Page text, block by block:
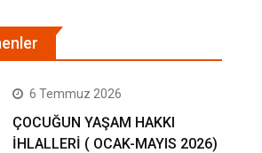
6 Temmuz 2026
ÇOCUĞUN YAŞAM HAKKI
İHLALLERİ ( OCAK-MAYIS 2026)